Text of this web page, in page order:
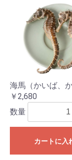
海馬（かいば、か
￥2,680
数量
カートに入